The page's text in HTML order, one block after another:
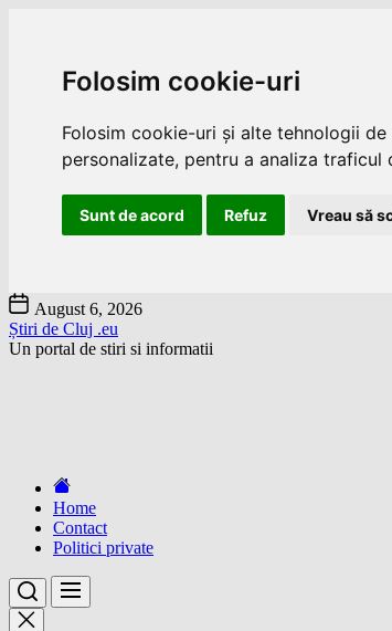
Folosim cookie-uri
Folosim cookie-uri și alte tehnologii
personalizate, pentru a analiza
Sunt de acord Refuz Vreau să
Skip
to
the
content
August 6, 2026
Știri de Cluj .eu
Un portal de stiri si informatii
Home
Contact
Politici private